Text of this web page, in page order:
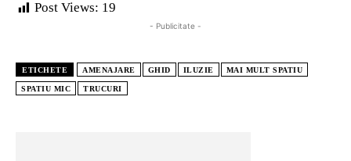
Post Views: 19
- Publicitate -
ETICHETE AMENAJARE GHID ILUZIE MAI MULT SPATIU
SPATIU MIC TRUCURI